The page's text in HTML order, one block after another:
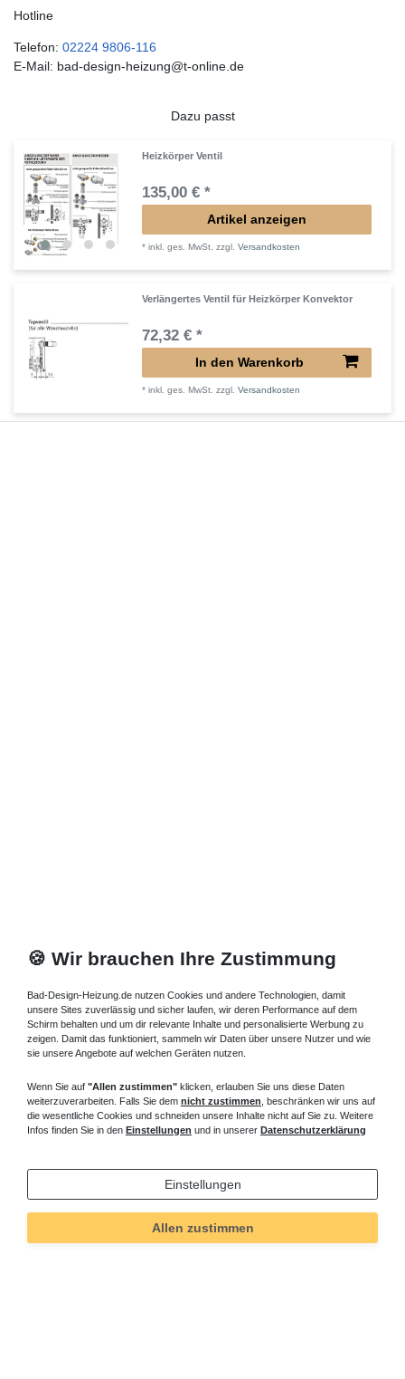
Hotline
Telefon: 02224 9806-116
E-Mail: bad-design-heizung@t-online.de
Dazu passt
Heizkörper Ventil
135,00 € *
Artikel anzeigen
*inkl. ges. MwSt. zzgl.Versandkosten
Verlängertes Ventil für Heizkörper Konvektor
72,32 € *
In den Warenkorb
*inkl. ges. MwSt. zzgl.Versandkosten
🍪 Wir brauchen Ihre Zustimmung
Bad-Design-Heizung.de nutzen Cookies und andere Technologien, damit
unsere Sites zuverlässig und sicher laufen, wir deren Performance auf dem
Schirm behalten und um dir relevante Inhalte und personalisierte Werbung zu
zeigen. Damit das funktioniert, sammeln wir Daten über unsere Nutzer und wie
sie unsere Angebote auf welchen Geräten nutzen.
Wenn Sie auf "Allen zustimmen" klicken, erlauben Sie uns diese Daten
weiterzuverarbeiten. Falls Sie dem nicht zustimmen , beschränken wir uns auf
die wesentliche Cookies und schneiden unsere Inhalte nicht auf Sie zu. Weitere
Infos finden Sie in den Einstellungen und in unserer Datenschutzerklärung
Einstellungen
Allen zustimmen